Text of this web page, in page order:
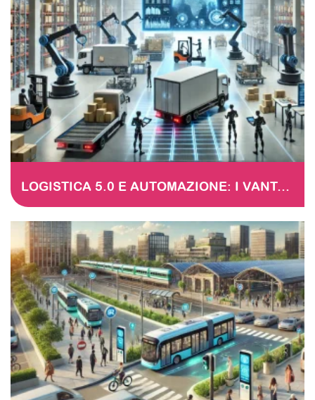
LOGISTICA 5.0 E AUTOMAZIONE: I VANTAGGI DELLA TRANSIZIONE